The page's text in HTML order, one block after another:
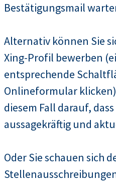
Bestätigungsmail
Alternativ können Sie
Xing-Profil bewerben
entsprechende
Onlineformular
diesem Fall darauf,
aussagekräftig und
Oder Sie schauen sich